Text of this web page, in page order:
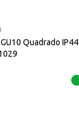
Quadrado IP44